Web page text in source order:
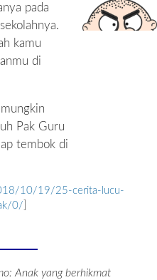
pada
kamu
di
Pak Guru
tembok di
10/19/25-cerita-lucu-
0/
Anak yang berhikmat